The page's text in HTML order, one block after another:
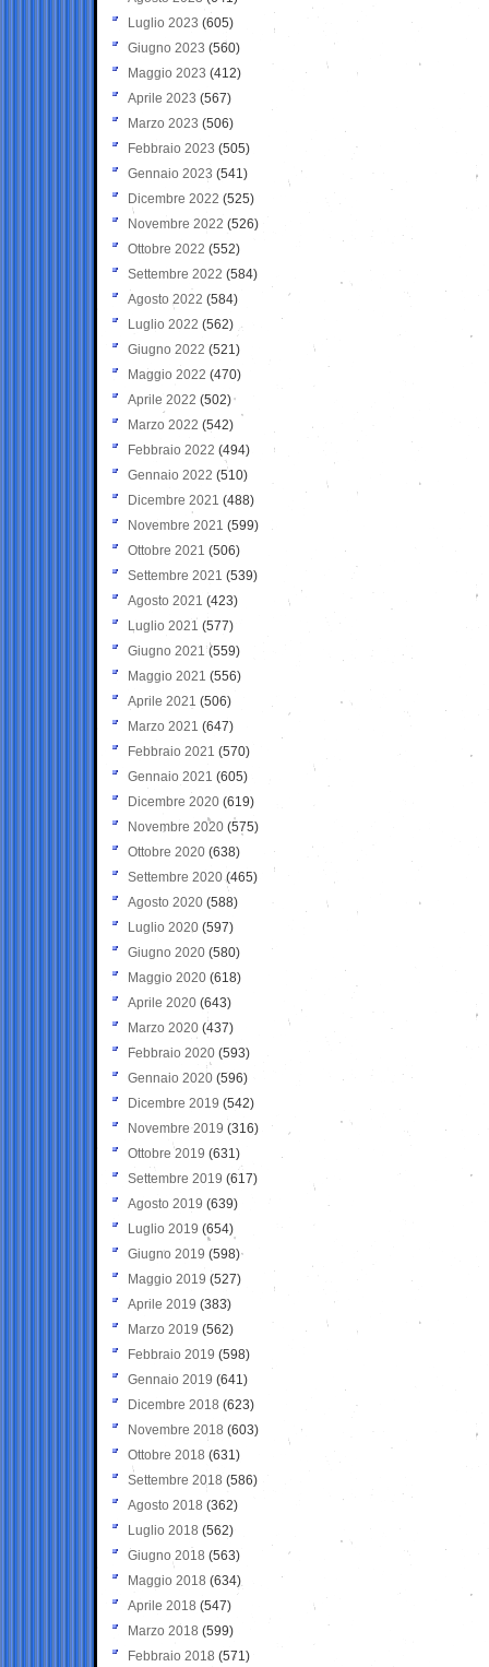
Luglio 2023 (605)
Giugno 2023 (560)
Maggio 2023 (412)
Aprile 2023 (567)
Marzo 2023 (506)
Febbraio 2023 (505)
Gennaio 2023 (541)
Dicembre 2022 (525)
Novembre 2022 (526)
Ottobre 2022 (552)
Settembre 2022 (584)
Agosto 2022 (584)
Luglio 2022 (562)
Giugno 2022 (521)
Maggio 2022 (470)
Aprile 2022 (502)
Marzo 2022 (542)
Febbraio 2022 (494)
Gennaio 2022 (510)
Dicembre 2021 (488)
Novembre 2021 (599)
Ottobre 2021 (506)
Settembre 2021 (539)
Agosto 2021 (423)
Luglio 2021 (577)
Giugno 2021(559)
Maggio 2021 (556)
Aprile 2021 (506)
Marzo 2021 (647)
Febbraio 2021 (570)
Gennaio 2021 (605)
Dicembre 2020 (619)
Novembre 2020 (575)
Ottobre 2020 (638)
Settembre 2020(465)
Agosto 2020 (588)
Luglio 2020 (597)
Giugno 2020 (580)
Maggio 2020 (618)
Aprile 2020 (643)
Marzo 2020 (437)
Febbraio 2020 (593)
Gennaio 2020 (596)
Dicembre 2019 (542)
Novembre 2019 (316)
Ottobre 2019 (631)
Settembre 2019 (617)
Agosto 2019 (639)
Luglio 2019 (654)
Giugno 2019 (598)
Maggio 2019 (527)
Aprile 2019 (383)
Marzo 2019 (562)
Febbraio 2019 (598)
Gennaio 2019 (641)
Dicembre 2018 (623)
Novembre 2018 (603)
Ottobre 2018 (631)
Settembre 2018 (586)
Agosto 2018 (362)
Luglio 2018 (562)
Giugno 2018 (563)
Maggio 2018 (634)
Aprile 2018 (547)
Marzo 2018 (599)
Febbraio 2018 (571)